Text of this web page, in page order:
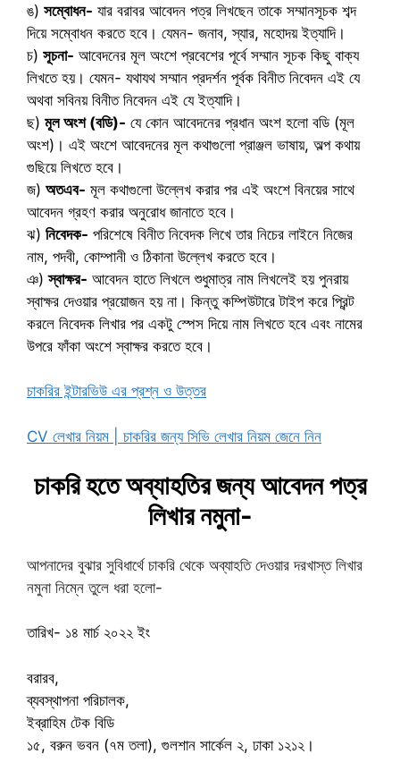
ঙ) সম্বোধন- যার বরাবর আবেদন পত্র লিখছেন তাকে সম্মানসূচক শব্দ
দিয়ে সম্বোধন করতে হবে। যেমন- জনাব, স্যার, মহোদয় ইত্যাদি।
চ) সূচনা- আবেদনের মূল অংশে প্রবেশের পূর্বে সম্মান সূচক কিছু বাক্য
লিখতে হয়। যেমন- যথাযথ সম্মান প্রদর্শন পূর্বক বিনীত নিবেদন এই যে
অথবা সবিনয় বিনীত নিবেদন এই যে ইত্যাদি।
ছ) মূল অংশ (বডি)- যে কোন আবেদনের প্রধান অংশ হলো বডি (মূল
অংশ)। এই অংশে আবেদনের মূল কথাগুলো প্রাঞ্জল ভাষায়, অল্প কথায়
গুছিয়ে লিখতে হবে।
জ) অতএব- মূল কথাগুলো উল্লেখ করার পর এই অংশে বিনয়ের সাথে
আবেদন গ্রহণ করার অনুরোধ জানাতে হবে।
ঝ) নিবেদক- পরিশেষে বিনীত নিবেদক লিখে তার নিচের লাইনে নিজের
নাম, পদবী, কোম্পানী ও ঠিকানা উল্লেখ করতে হবে।
ঞ)স্বাক্ষর- আবেদন হাতে লিখলে শুধুমাত্র নাম লিখলেই হয় পুনরায়
স্বাক্ষর দেওয়ার প্রয়োজন হয় না। কিন্তু কম্পিউটারে টাইপ করে প্রিন্ট
করলে নিবেদক লিখার পর একটু স্পেস দিয়ে নাম লিখতে হবে এবং নামের
উপরে ফাঁকা অংশে স্বাক্ষর করতে হবে।
চাকরির ইন্টারভিউ এর প্রশ্ন ও উত্তর
CV লেখার নিয়ম | চাকরির জন্য সিভি লেখার নিয়ম জেনে নিন
চাকরি হতে অব্যাহতির জন্য আবেদন পত্র
লিখার নমুনা-
আপনাদের বুঝার সুবিধার্থে চাকরি থেকে অব্যাহতি দেওয়ার দরখাস্ত লিখার
নমুনা নিম্নে তুলে ধরা হলো-
তারিখ- ১৪ মার্চ ২০২২ ইং
বরারব,
ব্যবস্থাপনা পরিচালক,
ইব্রাহিম টেক বিডি
১৫, বরুন ভবন (৭ম তলা), গুলশান সার্কেল ২, ঢাকা ১২১২।